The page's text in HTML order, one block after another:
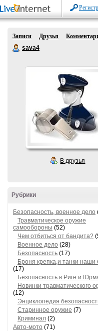
Записи Друзья
sava4
В друзья
Рубрики
Безопасность, военное дело
Травматическое оружие
самообороны (52)
Чем отбиться от бандита?
Военное дело (28)
Безопасность (17)
Броня крепка,и танки
(17)
Безопасность в Риге и
Новинки травматического
(12)
Энциклопедия
Старинное оружие (7)
Криминал (2)
Авто-мото (71)